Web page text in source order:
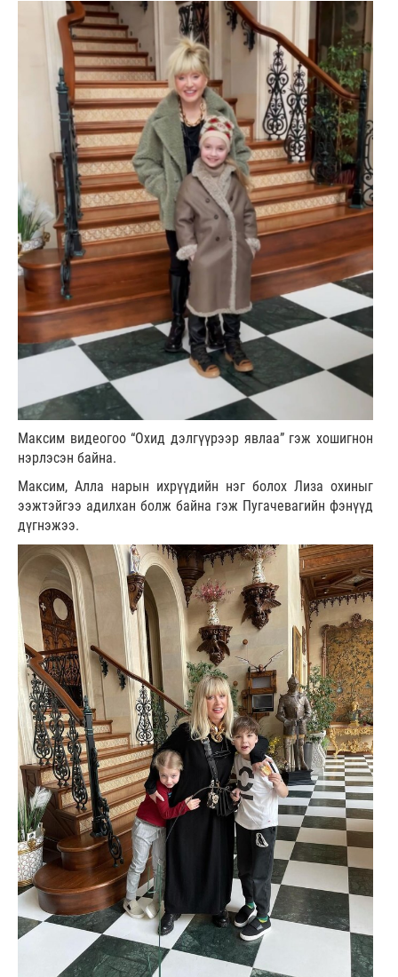
Максим видеогоо “Охид дэлгүүрээр явлаа” гэж хошигнон
нэрлэсэн байна.
Максим, Алла нарын ихрүүдийн нэг болох Лиза охиныг
ээжтэйгээ адилхан болж байна гэж Пугачевагийн фэнүүд
дүгнэжээ.